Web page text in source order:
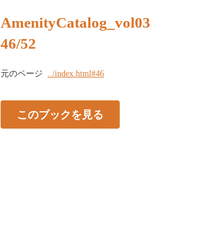
AmenityCatalog_vol03
46/52
元のページ ../index.html#46
このブックを見る